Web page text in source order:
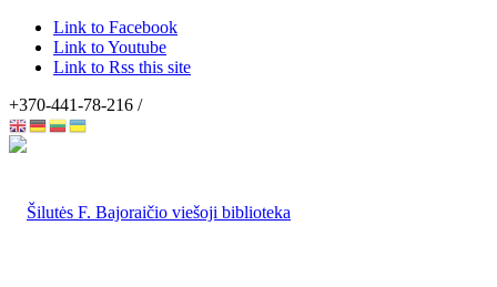
Link to Facebook
Link to Youtube
Link to Rss this site
+370-441-78-216 /